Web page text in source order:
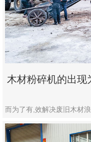
木材粉碎机的出现
而为了有,效解决废旧木材